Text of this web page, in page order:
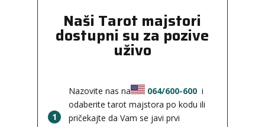
Naši Tarot majstori
dostupni su za pozive
uživo
1
Nazovite nas na 064/600-600 i
odaberite tarot majstora po kodu ili
pričekajte da Vam se javi prvi